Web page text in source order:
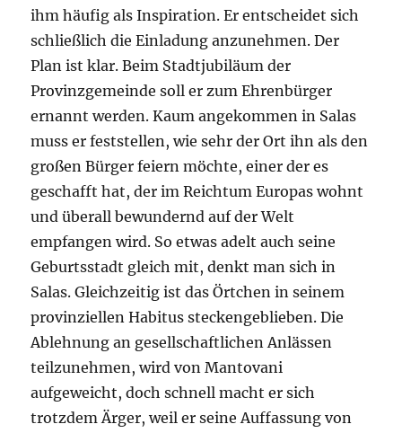
ihm häufig als Inspiration. Er entscheidet sich
schließlich die Einladung anzunehmen. Der
Plan ist klar. Beim Stadtjubiläum der
Provinzgemeinde soll er zum Ehrenbürger
ernannt werden. Kaum angekommen in Salas
muss er feststellen, wie sehr der Ort ihn als den
großen Bürger feiern möchte, einer der es
geschafft hat, der im Reichtum Europas wohnt
und überall bewundernd auf der Welt
empfangen wird. So etwas adelt auch seine
Geburtsstadt gleich mit, denkt man sich in
Salas. Gleichzeitig ist das Örtchen in seinem
provinziellen Habitus steckengeblieben. Die
Ablehnung an gesellschaftlichen Anlässen
teilzunehmen, wird von Mantovani
aufgeweicht, doch schnell macht er sich
trotzdem Ärger, weil er seine Auffassung von